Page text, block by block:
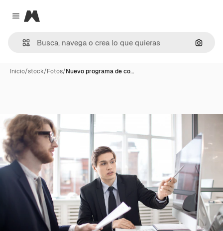
Close menu
Magnific
Inicio/stock/Fotos/Nuevo programa de co…